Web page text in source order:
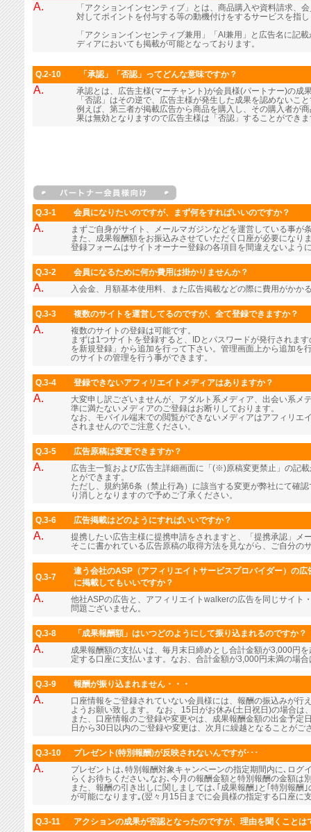
A.
「アクションインセンティブ」とは、商品購入や資料請求、
対してポイントを付与する等の動機付けをするサービスを指
「アクションインセンティブ兼用」「AI兼用」と広告名に記
ディアにおいても掲載が可能となっております。
Q.2-10 「承認」「否認」ってどんな意味ですか？
A.
承認とは、広告主様(マーチャント)が会員様(パートナー)の成
「否認」はその逆で、広告主様が発生した成果を認めないこ
例えば、第三者が掲載広告から商品を購入し、その購入者が
果は無効となりますので広告主様は「否認」することができ
Q.3-1 会員になりたいのですが、まず何をすればいいのですか？
A.
まずご自身がサイト、メールマガジンなどを運営している事が
また、成果報酬額をお振込みさせていただく口座が必要になり
登録フォームはサイトオーナー登録の各項目を間違えないよう
Q.3-2 会員になるために何か費用は掛かりませんか？
A. 入会金、月額基本使用料、また広告掲載などの際に費用がかか
Q.3-3 複数のサイトを運営してるのですが、全て登録できますか？
A.
複数のサイトの登録は可能です。
まずは1つサイトを登録すると、IDとパスワードが発行されま
を新規登録」から追加を行って下さい。管理画面上から追加を
のサイトの管理を行う事ができます。
Q.3-4 登録できないアフィリエイトメディアはありますか？
A.
大変申し訳ございませんが、アダルト系メディア、出会い系メ
準に満たないメディアのご登録はお断りしております。
なお、モバイル端末での閲覧ができないメディアはアフィリエ
されませんのでご注意ください。
Q.3-5 広告原稿は変更できますか？
A.
広告主一覧および広告主詳細画面に「(※)原稿変更禁止」の記
とができます。
ただし、規約第6条（禁止行為）に該当する変更が弊社にて確
り消しとなりますので予めご了承ください。
Q.3-6 広告掲載はどのようにすればいいですか？
A.
提携したい広告主様に提携申請をされますと、「提携承認」メ
そこに書かれている広告原稿の取得方法を見ながら、ご自分の
Q.3-7
違う会社のASP（アフィリエイトサービスプロバイダー）の
に掲載してもいいですか？
A.
他社ASPの広告と、アフィリエイトwalkerの広告を同じサイト
問題ございません。
Q.3-8 「成果報酬額」はいつどのようにして振り込まれるのですか？
A.
成果報酬額の支払いは、毎月末日締めとし合計金額が3,000円
定する口座に支払います。なお、合計金額が3,000円未満の場
Q.3-9 報酬が振り込まれません・・・
A.
口座情報をご登録されていない会員様には、報酬の振込みが行
ようお願い致します。 なお、15日がお休み(土日祝日)の場合は
また、口座情報のご登録や変更やは、成果報酬金額の出金予定
日から30日以内のご登録や変更は、次月に繰越となることがご
Q.3-10 プレゼント(特別報酬)が反映されないんですが･･･
A.
プレゼントは､特別報酬対象キャンペーンの指定期間内に､ログ
らくお待ちください｡なお､今月の報酬金額と特別報酬の金額は
また、報酬の引き出しに関しましては､｢成果報酬｣と｢特別報酬
が可能になります｡(翌々月15日までに会員様の指定する口座に
Q.3-11 アクションの成果が否認となったのですが、理由を聞くことは